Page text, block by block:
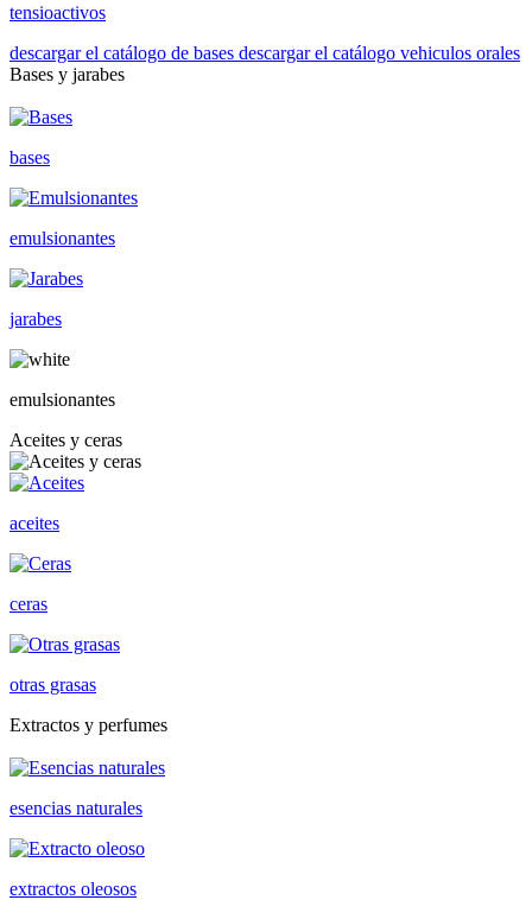
tensioactivos
descargar el catálogo de bases descargar el catálogo vehiculos orales
Bases y jarabes
bases
emulsionantes
jarabes
emulsionantes
Aceites y ceras
aceites
ceras
otras grasas
Extractos y perfumes
esencias naturales
extractos oleosos